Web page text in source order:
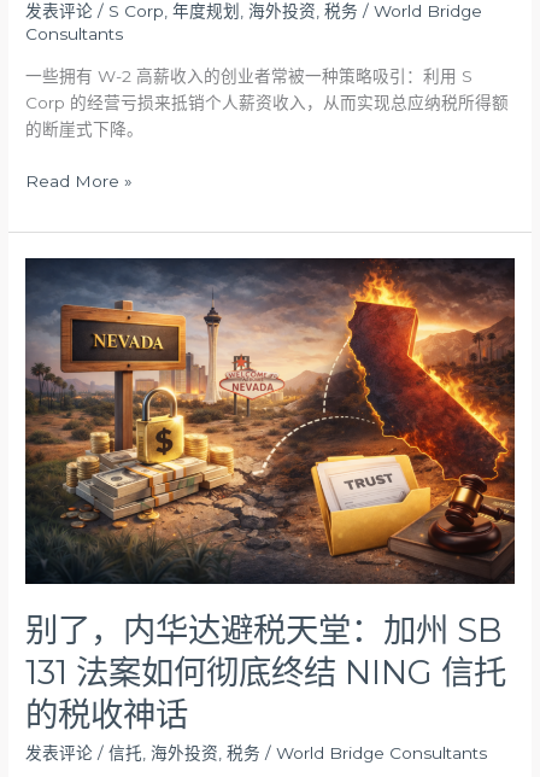
发表评论 / S Corp,年度规划 ,海外投资,税务 /World Bridge
Consultants
一些拥有 W-2 高薪收入的创业者常被一种策略吸引：利用 S
Corp 的经营亏损来抵销个人薪资收入，从而实现总应纳税所得额
的断崖式下降。
亏
损
的
底
逻
Read More »
别了，内华达避税天堂：加州 SB
131 法案如何彻底终结 NING 信托
的税收神话
发表评论 /信托 ,海外投资 ,税务 /World Bridge Consultants
内
达
避
税
天
堂：
加
州
SB
131
法
案
如
何
彻
底